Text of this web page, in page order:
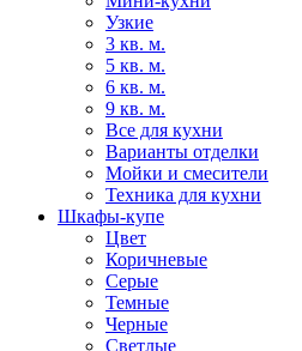
Узкие
3 кв. м.
5 кв. м.
6 кв. м.
9 кв. м.
Все для кухни
Варианты отделки
Мойки и смесители
Техника для кухни
Шкафы-купе
Цвет
Коричневые
Серые
Темные
Черные
Светлые